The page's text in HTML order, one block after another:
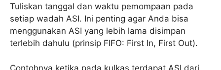
Tuliskan tanggal dan waktu pemompaan pada
setiap wadah ASI. Ini penting agar Anda bisa
menggunakan ASI yang lebih lama disimpan
terlebih dahulu (prinsip FIFO: First In, First Out).
Contohnya ketika pada kulkas terdapat ASI dari